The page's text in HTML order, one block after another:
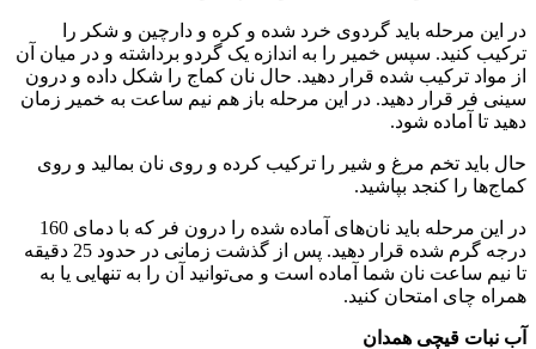
در این مرحله باید گردوی خرد شده و کره و دارچین و شکر را
ترکیب کنید. سپس خمیر را به اندازه یک گردو برداشته و در میان آن
از مواد ترکیب شده قرار دهید. حال نان کماج را شکل داده و درون
سینی فر قرار دهید. در این مرحله باز هم نیم ساعت به خمیر زمان
دهید تا آماده شود.
حال باید تخم مرغ و شیر را ترکیب کرده و روی نان بمالید و روی
کماج‌ها را کنجد بپاشید.
در این مرحله باید نان‌های آماده شده را درون فر که با دمای 160
درجه گرم شده قرار دهید. پس از گذشت زمانی در حدود 25 دقیقه
تا نیم ساعت نان شما آماده است و می‌توانید آن را به تنهایی یا به
همراه چای امتحان کنید.
آب ‌نبات‌ قیچی همدان